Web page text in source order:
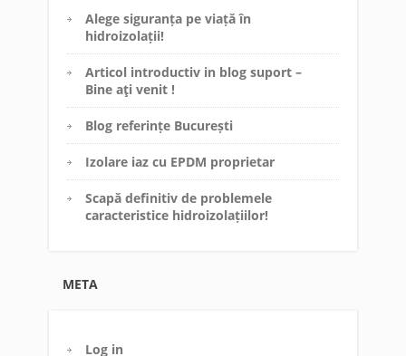
Alege siguranța pe viață în
hidroizolații!
Articol introductiv in blog suport –
Bine aţi venit !
Blog referințe București
Izolare iaz cu EPDM proprietar
Scapă definitiv de problemele
caracteristice hidroizolațiilor!
META
Log in